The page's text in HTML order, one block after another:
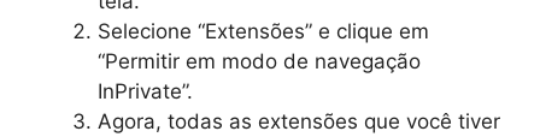
Selecione “Extensões” e clique em
“Permitir em modo de navegação
InPrivate”.
Agora, todas as extensões que você tiver